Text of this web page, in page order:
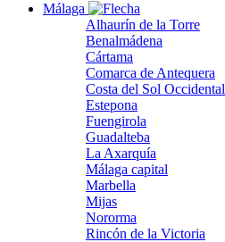
Málaga
Alhaurín de la Torre
Benalmádena
Cártama
Comarca de Antequera
Costa del Sol Occidental
Estepona
Fuengirola
Guadalteba
La Axarquía
Málaga capital
Marbella
Mijas
Nororma
Rincón de la Victoria